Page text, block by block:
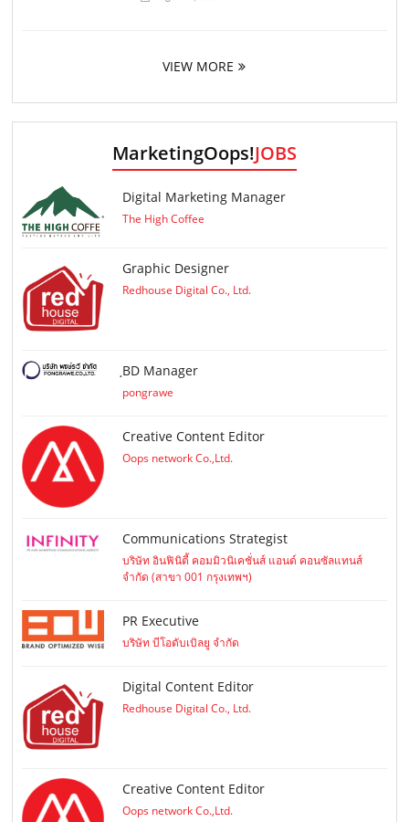
VIEW MORE
MarketingOops!JOBS
Digital Marketing Manager
The High Coffee
Graphic Designer
Redhouse Digital Co., Ltd.
ฺBD Manager
pongrawe
Creative Content Editor
Oops network Co.,Ltd.
Communications Strategist
บริษัท อินฟินิตี้ คอมมิวนิเคชั่นส์ แอนด์ คอนซัลแทนส์
จำกัด (สาขา 001 กรุงเทพฯ)
PR Executive
บริษัท บีโอดับเบิลยู จำกัด
Digital Content Editor
Redhouse Digital Co., Ltd.
Creative Content Editor
Oops network Co.,Ltd.